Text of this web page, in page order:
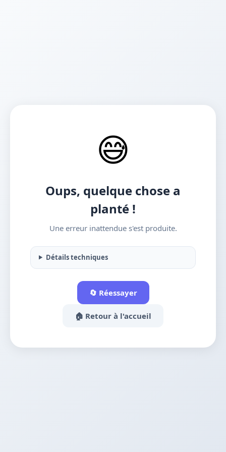
😅
Oups, quelque chose a
planté !
Une erreur inattendue s'est produite.
Détails techniques
🔄 Réessayer
🏠 Retour à l'accueil